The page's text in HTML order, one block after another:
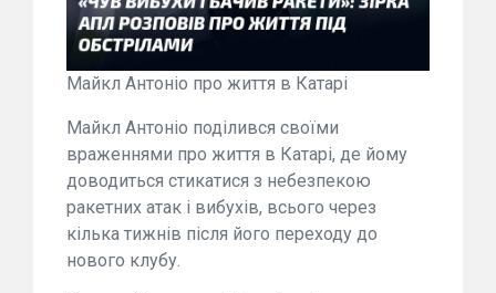
Майкл Антоніо про життя в Катарі
Майкл Антоніо поділився своїми
враженнями про життя в Катарі, де йому
доводиться стикатися з небезпекою
ракетних атак і вибухів, всього через
кілька тижнів після його переходу до
нового клубу.